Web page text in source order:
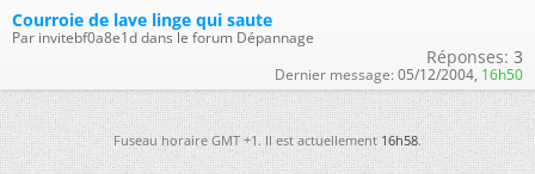
Courroie de lave linge qui saute
Par invitebf0a8e1d dans le forum Dépannage
Réponses: 3
Dernier message: 05/12/2004, 16h50
Fuseau horaire GMT +1. Il est actuellement16h58.